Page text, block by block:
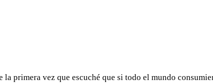
la primera vez que escuché que si todo el mundo